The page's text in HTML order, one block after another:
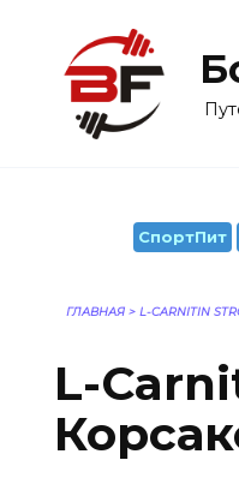
содержанию
СпортПит
ГЛАВНАЯ > L-CARNITIN
L-